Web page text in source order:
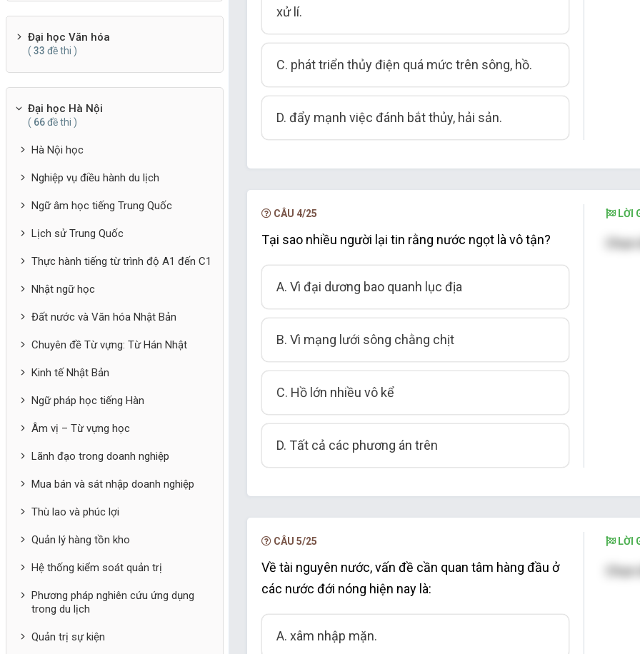
Đại học Văn hóa
( 33 đề thi )
Đại học Hà Nội
( 66đề thi )
Hà Nội học
Nghiệp vụ điều hành du lịch
Ngữ âm học tiếng Trung Quốc
Lịch sử Trung Quốc
Thực hành tiếng từ trình độ A1 đến C1
Nhật ngữ học
Đất nước và Văn hóa Nhật Bản
Chuyên đề Từ vựng: Từ Hán Nhật
Kinh tế Nhật Bản
Ngữ pháp học tiếng Hàn
Âm vị – Từ vựng học
Lãnh đạo trong doanh nghiệp
Mua bán và sát nhập doanh nghiệp
Thù lao và phúc lợi
Quản lý hàng tồn kho
Hệ thống kiểm soát quản trị
Phương pháp nghiên cứu ứng dụng
trong du lịch
Quản trị sự kiện
xử lí.
C. phát triển thủy điện quá mức trên sông, hồ.
D. đẩy mạnh việc đánh bắt thủy, hải sản.
CÂU 4/25
Tại sao nhiều người lại tin rằng nước ngọt là vô tận?
A. Vì đại dương bao quanh lục địa
B. Vì mạng lưới sông chằng chịt
C. Hồ lớn nhiều vô kể
D. Tất cả các phương án trên
LỜI
Chọn
CÂU 5/25
Về tài nguyên nước, vấn đề cần quan tâm hàng đầu ở
các nước đới nóng hiện nay là:
A. xâm nhập mặn.
LỜI
Chọn